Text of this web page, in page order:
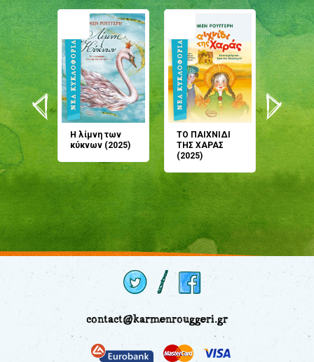
Η λίμνη των
κύκνων (2025)
ΤΟ ΠΑΙΧΝΙΔΙ
ΤΗΣ ΧΑΡΑΣ
(2025)
μου;
(2024)
contact@karmenrouggeri.gr